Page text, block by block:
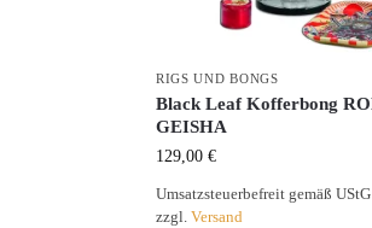
RIGS UND BONGS
Black Leaf Kofferbong
GEISHA
129,00 €
Umsatzsteuerbefreit gemäß
zzgl. Versand